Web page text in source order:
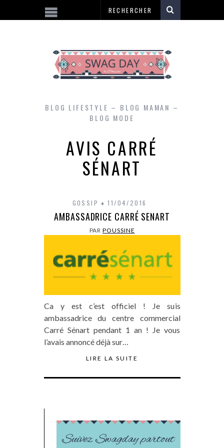
BLOG LIFESTYLE – BLOG MAMAN –
BLOG MODE
AVIS CARRÉ
SÉNART
GOSSIP 11/04/2016
AMBASSADRICE CARRÉ SENART
PARPOUSSINE
Ca y est c’est officiel ! Je suis
ambassadrice du centre commercial
Carré Sénart pendant 1 an ! Je vous
l’avais annoncé déjà sur…
LIRE LA SUITE
Suivez Swagday partout